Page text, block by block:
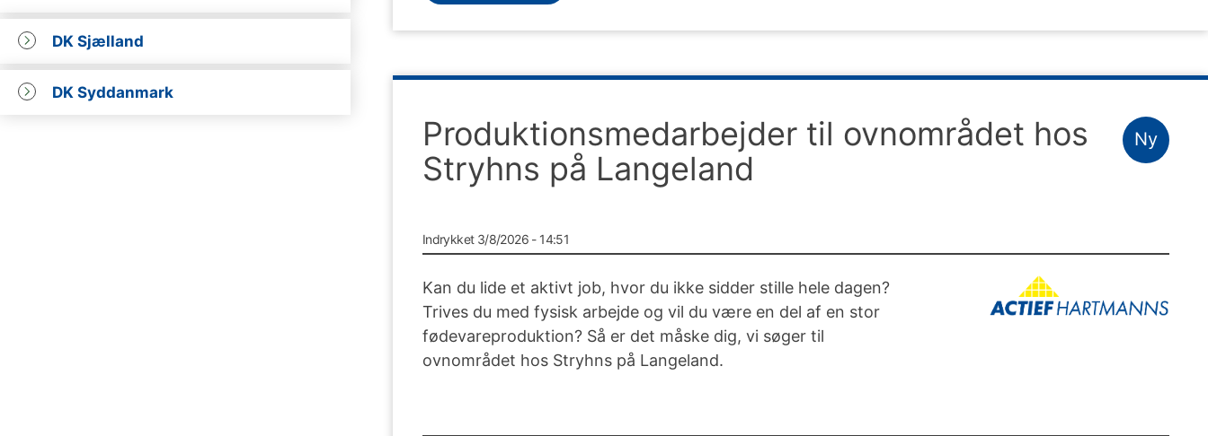
DK Sjælland
DK Syddanmark
Produktionsmedarbejder til ovnområdet hos
Stryhns på Langeland
Ny
Indrykket 3/8/2026 - 14:51
Kan du lide et aktivt job, hvor du ikke sidder stille hele dagen?
Trives du med fysisk arbejde og vil du være en del af en stor
fødevareproduktion? Så er det måske dig, vi søger til
ovnområdet hos Stryhns på Langeland.